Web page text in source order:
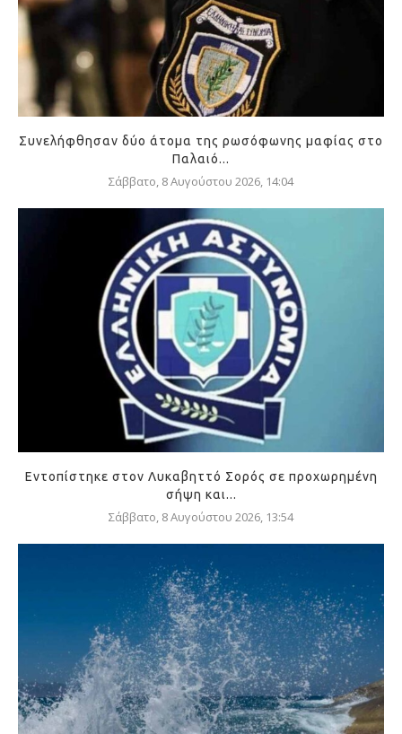
Συνελήφθησαν δύο άτομα της ρωσόφωνης μαφίας στο
Παλαιό...
Σάββατο, 8 Αυγούστου 2026, 14:04
Εντοπίστηκε στον Λυκαβηττό Σορός σε προχωρημένη
σήψη και...
Σάββατο, 8 Αυγούστου 2026, 13:54